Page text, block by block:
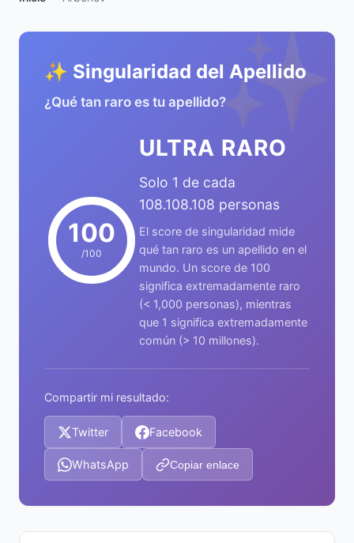
✨
✨ Singularidad del Apellido
¿Qué tan raro es tu apellido?
100
/100
ULTRA RARO
Solo 1 de cada
108.108.108 personas
El score de singularidad mide
qué tan raro es un apellido en el
mundo. Un score de 100
significa extremadamente raro
(< 1,000 personas), mientras
que 1 significa extremadamente
común (> 10 millones).
Compartir mi resultado:
Twitter Facebook
WhatsApp Copiar enlace